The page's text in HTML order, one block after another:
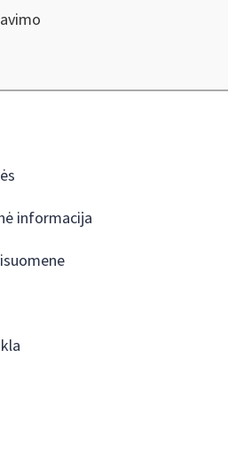
informacija